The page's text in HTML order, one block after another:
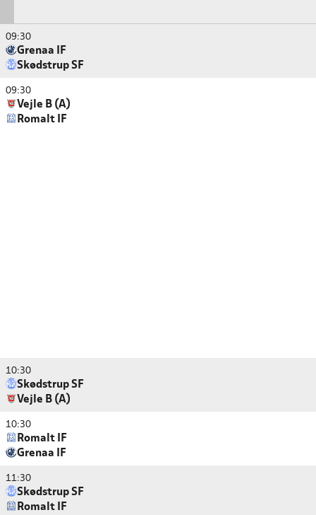
09:30
Grenaa IF
Skødstrup SF
09:30
Vejle B (A)
Romalt IF
10:30
Skødstrup SF
Vejle B (A)
10:30
Romalt IF
Grenaa IF
11:30
Skødstrup SF
Romalt IF